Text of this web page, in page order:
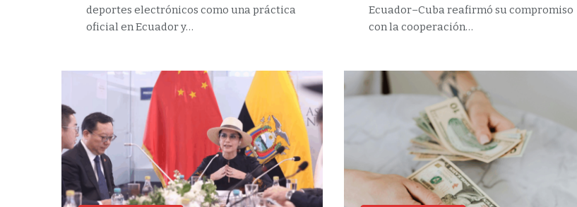
deportes electrónicos como una práctica
oficial en Ecuador y…
Ecuador–Cuba reafirmó su compromiso
con la cooperación…